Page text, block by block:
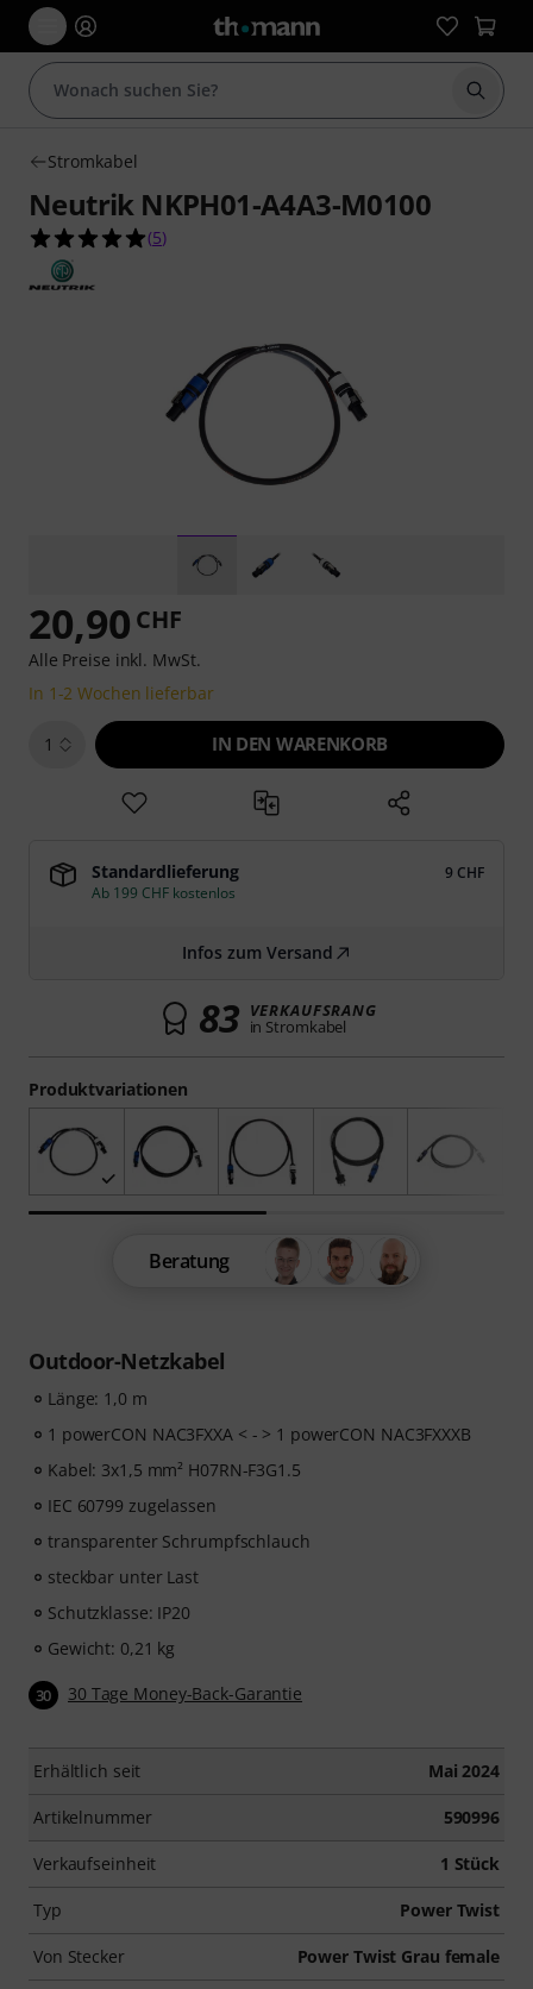
Suche
Stromkabel
Neutrik NKPH01-A4A3-M0100
5.0 von 5 Sternen aus 5 Kundenbewertungen
(5)
Outdoor-Netzkabel
Länge: 1,0 m
1 powerCON NAC3FXXA < - > 1 powerCON NAC3FXXXB
Kabel: 3x1,5 mm² H07RN-F3G1.5
IEC 60799 zugelassen
transparenter Schrumpfschlauch
steckbar unter Last
Schutzklasse: IP20
Gewicht: 0,21 kg
30 30 Tage Money-Back-Garantie
Erhältlich seit Mai 2024
Artikelnummer 590996
Verkaufseinheit 1 Stück
Typ Power Twist
Von Stecker Power Twist Grau female
Produktvariationen
20,90 CHF
Alle Preise inkl. MwSt.
In 1-2 Wochen lieferbar
1 IN DEN WARENKORB
Standardlieferung
9 CHF
Ab 199 CHF kostenlos
Infos zum Versand
83 VERKAUFSRANG
in Stromkabel
Beratung